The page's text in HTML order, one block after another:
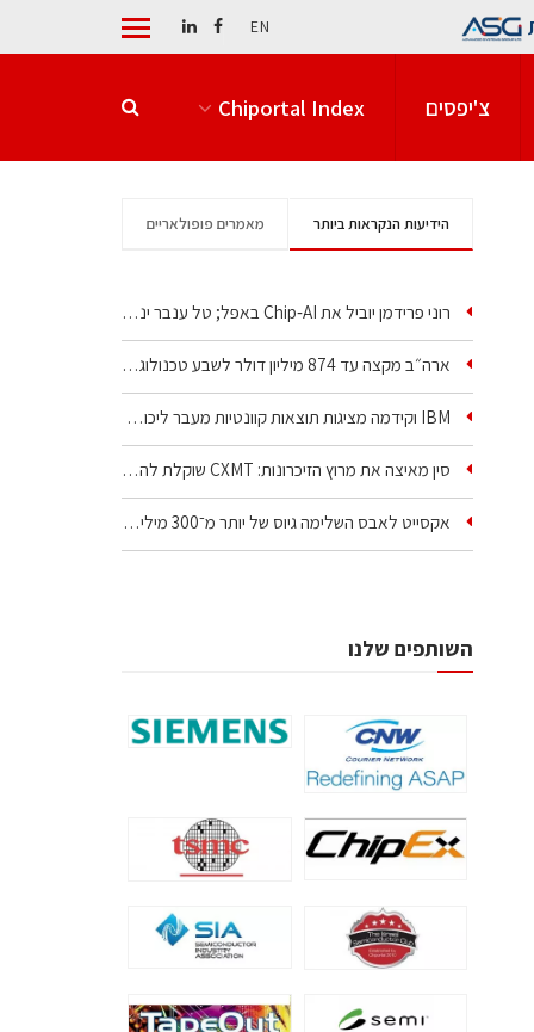
EN
צ'יפסים Chiportal Index
הידיעות הנקראות ביותר מאמרים פופולאריים
רוני פרידמן יוביל את Chip‑AI באפל; טל ענבר ינהל את…
ארה״ב מקצה עד 874 מיליון דולר לשבע טכנולוגיות שבבים…
IBM וקידמה מציגות תוצאות קוונטיות מעבר ליכולת…
סין מאיצה את מרוץ הזיכרונות: CXMT שוקלת להקים מפעל…
אקסייט לאבס השלימה גיוס של יותר מ־300 מיליון דולר…
השותפים שלנו